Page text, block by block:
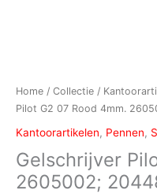
Home / Collectie /
Pilot G2 07 Rood 4mm.
Kantoorartikelen, Pennen,
Gelschrijver
2605002;